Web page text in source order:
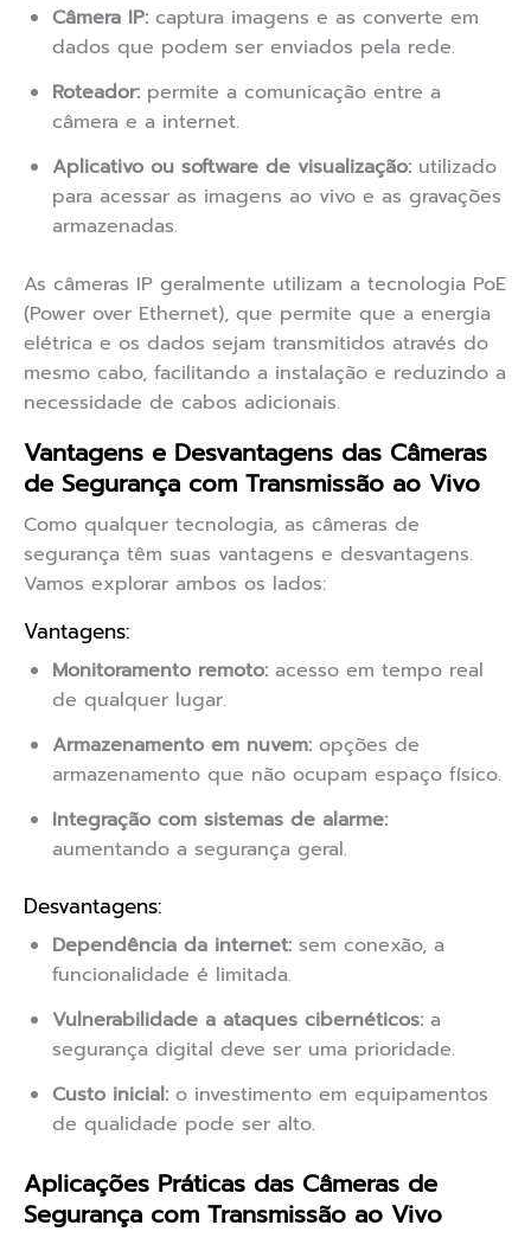
Câmera IP: captura imagens e as converte em
dados que podem ser enviados pela rede.
Roteador: permite a comunicação entre a
câmera e a internet.
Aplicativo ou software de visualização: utilizado
para acessar as imagens ao vivo e as gravações
armazenadas.
As câmeras IP geralmente utilizam a tecnologia PoE
(Power over Ethernet), que permite que a energia
elétrica e os dados sejam transmitidos através do
mesmo cabo, facilitando a instalação e reduzindo a
necessidade de cabos adicionais.
Vantagens e Desvantagens das Câmeras
de Segurança com Transmissão ao Vivo
Como qualquer tecnologia, as câmeras de
segurança têm suas vantagens e desvantagens.
Vamos explorar ambos os lados:
Vantagens:
Monitoramento remoto: acesso em tempo real
de qualquer lugar.
Armazenamento em nuvem: opções de
armazenamento que não ocupam espaço físico.
Integração com sistemas de alarme:
aumentando a segurança geral.
Desvantagens:
Dependência da internet: sem conexão, a
funcionalidade é limitada.
Vulnerabilidade a ataques cibernéticos: a
segurança digital deve ser uma prioridade.
Custo inicial: o investimento em equipamentos
de qualidade pode ser alto.
Aplicações Práticas das Câmeras de
Segurança com Transmissão ao Vivo